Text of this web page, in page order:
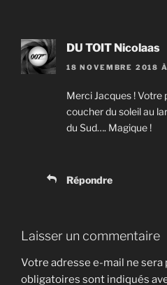
DU TOIT Nicolaas
18 NOVEMBRE 2018
Merci Jacques ! Votre
coucher du soleil au
du Sud…. Magique !
Répondre
Laisser un commentaire
Votre adresse e-mail ne sera
obligatoires sont indiqués